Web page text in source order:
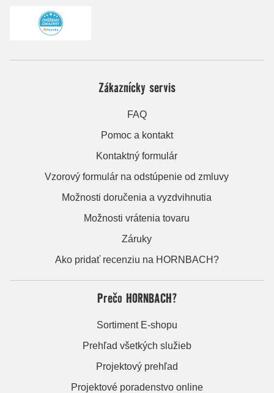
Zákaznícky servis
FAQ
Pomoc a kontakt
Kontaktný formulár
Vzorový formulár na odstúpenie od zmluvy
Možnosti doručenia a vyzdvihnutia
Možnosti vrátenia tovaru
Záruky
Ako pridať recenziu na HORNBACH?
Prečo HORNBACH?
Sortiment E-shopu
Prehľad všetkých služieb
Projektový prehľad
Projektové poradenstvo online